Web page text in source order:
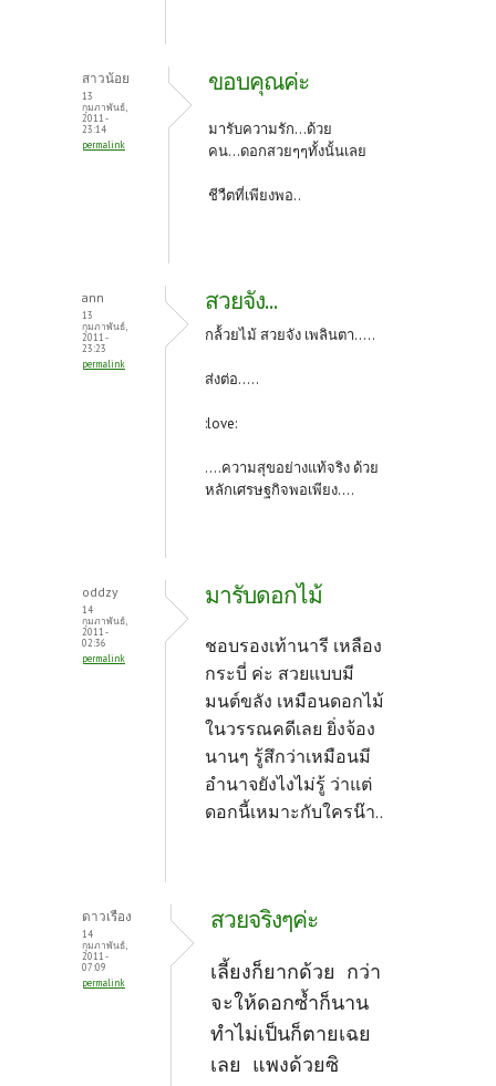
สาวน้อย
13
กุมภาพันธ์,
2011 -
23:14
permalink
ขอบคุณค่ะ
มารับความรัก...ด้วย
คน...ดอกสวยๆๆทั้งนั้นเลย
ชีวืตที่เพียงพอ..
ann
13
กุมภาพันธ์,
2011 -
23:23
permalink
สวยจัง...
กล้้วยไม้ สวยจัง เพลินตา.....
ส่งต่อ.....
:love:
....ความสุขอย่างแท้จริง ด้วย
หลักเศรษฐกิจพอเพียง....
oddzy
14
กุมภาพันธ์,
2011 -
02:36
permalink
มารับดอกไม้
ชอบรองเท้านารี เหลือง
กระบี่ ค่ะ สวยแบบมี
มนต์ขลัง เหมือนดอกไม้
ในวรรณคดีเลย ยิ่งจ้อง
นานๆ รู้สึกว่าเหมือนมี
อำนาจยังไงไม่รู้ ว่าแต่
ดอกนี้เหมาะกับใครน๊า..
ดาวเรือง
14
กุมภาพันธ์,
2011 -
07:09
permalink
สวยจริงๆค่ะ
เลี้ยงก็ยากด้วย กว่า
จะให้ดอกซ้ำก็นาน
ทำไม่เป็นก็ตายเฉย
เลย แพงด้วยซิ